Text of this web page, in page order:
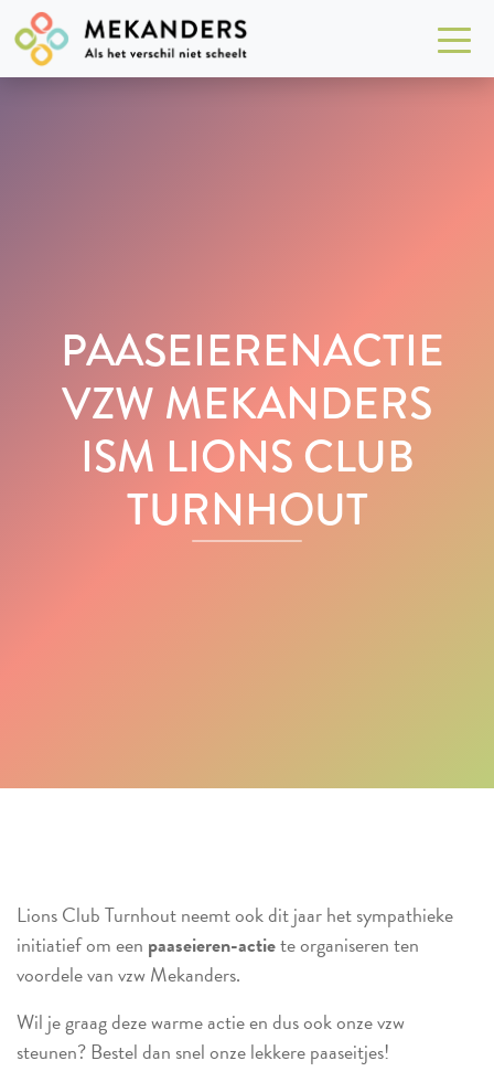
PAASEIERENACTIE
VZW MEKANDERS
ISM LIONS CLUB
TURNHOUT
Lions Club Turnhout neemt ook dit jaar het sympathieke
initiatief om een paaseieren-actiete organiseren ten
voordele van vzw Mekanders.
Wil je graag deze warme actie en dus ook onze vzw
steunen? Bestel dan snel onze lekkere paaseitjes!